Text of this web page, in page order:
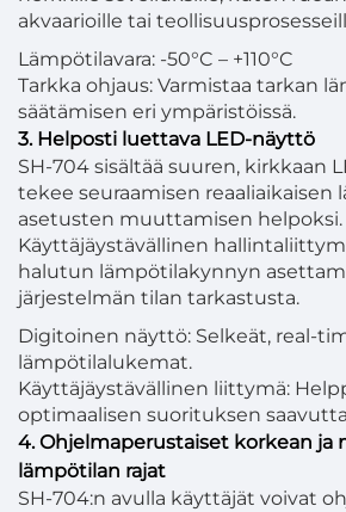
akvaarioille tai
Lämpötilavara: -50°C – +110°C
Tarkka ohjaus: Varmistaa tarkan
säätämisen eri ympäristöissä.
3. Helposti luettava LED-näyttö
SH-704 sisältää suuren, kirkkaan
tekee seuraamisen reaaliaikaisen
asetusten muuttamisen helpoksi.
Käyttäjäystävällinen
halutun lämpötilakynnyn
järjestelmän tilan tarkastusta.
Digitoinen näyttö: Selkeät, real-
lämpötilalukemat.
Käyttäjäystävällinen liittymä:
optimaalisen suorituksen
4. Ohjelmaperustaiset korkean ja
lämpötilan rajat
SH-704:n avulla käyttäjät voivat